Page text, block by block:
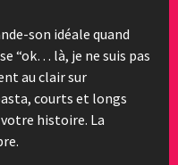
son idéale quand
“ok… là, je ne suis pas
au clair sur
courts et longs
histoire. La